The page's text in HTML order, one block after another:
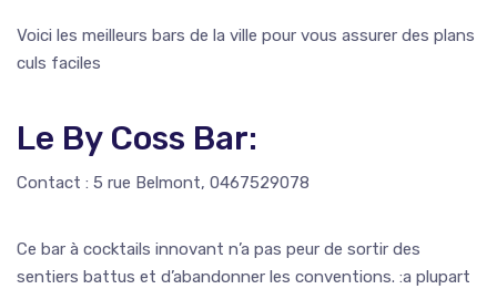
Voici les meilleurs bars de la ville pour vous assurer des plans
culs faciles
Le By Coss Bar:
Contact : 5 rue Belmont, 0467529078
Ce bar à cocktails innovant n’a pas peur de sortir des
sentiers battus et d’abandonner les conventions. :a plupart